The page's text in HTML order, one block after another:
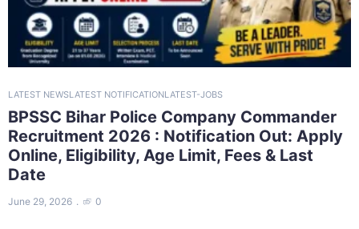
LATEST NEWSLATEST NOTIFICATIONLATEST-JOBS
BPSSC Bihar Police Company Commander
Recruitment 2026 : Notification Out: Apply
Online, Eligibility, Age Limit, Fees & Last
Date
June 29, 2026 0